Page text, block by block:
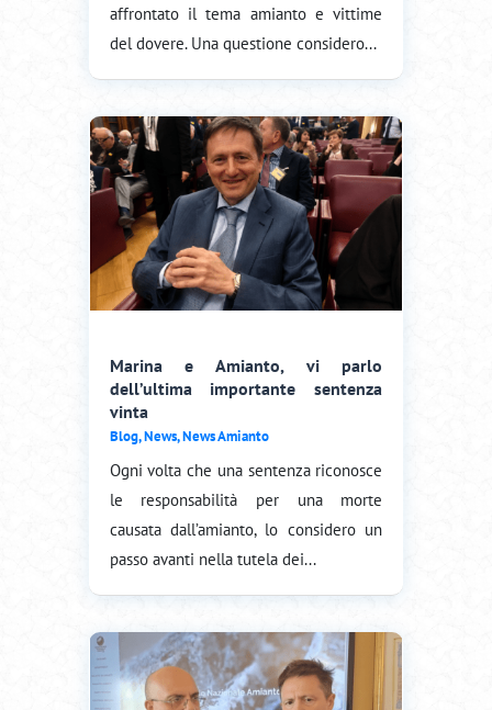
affrontato il tema amianto e vittime
del dovere. Una questione considero...
Marina e Amianto, vi parlo
dell’ultima importante sentenza
vinta
Blog,News,News Amianto
Ogni volta che una sentenza riconosce
le responsabilità per una morte
causata dall’amianto, lo considero un
passo avanti nella tutela dei...